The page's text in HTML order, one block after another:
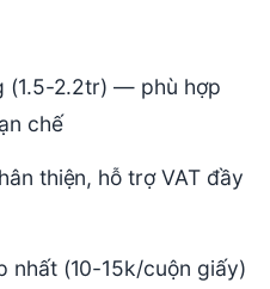
(1.5-2.2tr) — phù hợp
chế
thiện, hỗ trợ VAT đầy
nhất (10-15k/cuộn giấy)